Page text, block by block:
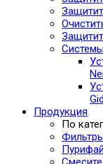
Продукция
По